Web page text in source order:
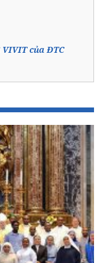
VIVIT của ĐTC